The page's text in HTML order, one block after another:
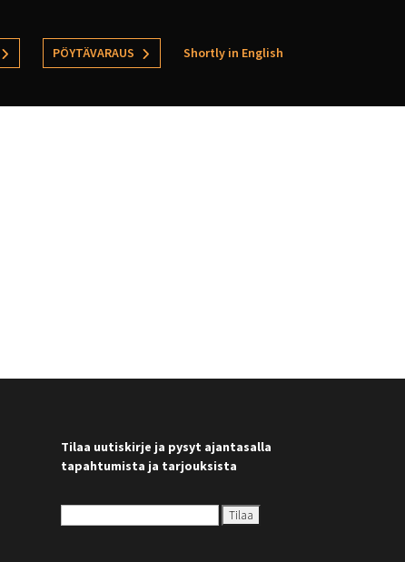
PÖYTÄVARAUS Shortly in English
Tilaa uutiskirje ja pysyt ajantasalla
tapahtumista ja tarjouksista